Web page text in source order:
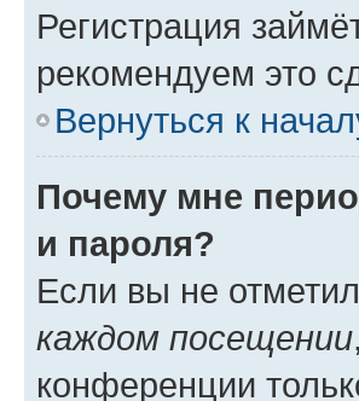
Регистрация
рекомендуем это
Вернуться к
Почему мне
и пароля?
Если вы не
каждом посещении
конференции